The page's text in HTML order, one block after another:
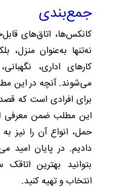
جمع‌بندی
کانکس‌ها، اتاق‌های
نه‌تنها به‌عنوان منزل،
کارهای اداری،
می‌شوند. آنچه در این
برای افرادی است که
این مطلب ضمن معرفی
حمل، انواع آن را نیز
دادیم. در پایان امید
بتوانید بهترین اتاقک
انتخاب و تهیه کنید.